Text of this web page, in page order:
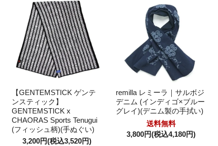
【GENTEMSTICK ゲンテ
ンスティック】
GENTEMSTICK x
CHAORAS Sports Tenugui
(フィッシュ柄)(手ぬぐい)
3,200円(税込3,520円)
remilla レミーラ｜サルボジ
デニム (インディゴ×ブルー
グレイ)(デニム製の手拭い)
送料無料
3,800円(税込4,180円)